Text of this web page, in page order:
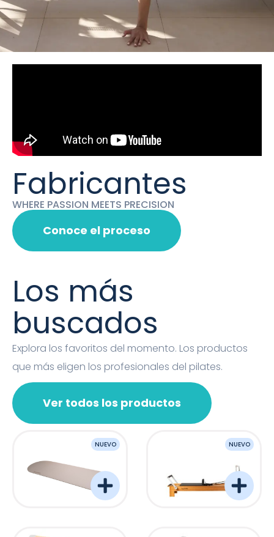
Fabricantes
WHERE PASSION MEETS PRECISION
Conoce el proceso
NUEVO NUEVO
Ver todos los productos
Los más
buscados
Explora los favoritos del momento. Los productos
que más eligen los profesionales del pilates.